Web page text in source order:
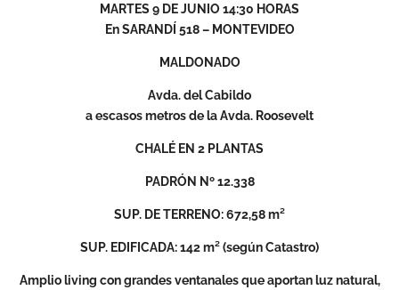
MARTES 9 DE JUNIO 14:30 HORAS
En SARANDÍ 518 – MONTEVIDEO
MALDONADO
Avda. del Cabildo
a escasos metros de la Avda. Roosevelt
CHALÉ EN 2 PLANTAS
PADRÓN Nº 12.338
SUP. DE TERRENO: 672,58 m²
SUP. EDIFICADA: 142 m² (según Catastro)
Amplio living con grandes ventanales que aportan luz natural,